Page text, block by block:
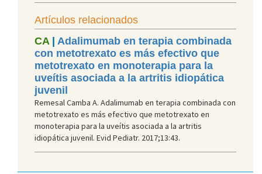
Artículos relacionados
CA | Adalimumab en terapia combinada
con metotrexato es más efectivo que
metotrexato en monoterapia para la
uveítis asociada a la artritis idiopática
juvenil
Remesal Camba A. Adalimumab en terapia combinada con
metotrexato es más efectivo que metotrexato en
monoterapia para la uveítis asociada a la artritis
idiopática juvenil. Evid Pediatr. 2017;13:43.